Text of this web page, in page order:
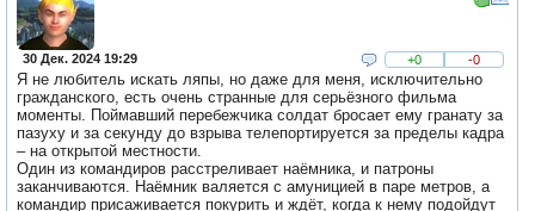
30 Дек. 2024 19:29 +0 -0
Я не любитель искать ляпы, но даже для меня, исключительно
гражданского, есть очень странные для серьёзного фильма
моменты. Поймавший перебежчика солдат бросает ему гранату за
пазуху и за секунду до взрыва телепортируется за пределы кадра
– на открытой местности.
Один из командиров расстреливает наёмника, и патроны
заканчиваются. Наёмник валяется с амуницией в паре метров, а
командир присаживается покурить и ждёт, когда к нему подойдут